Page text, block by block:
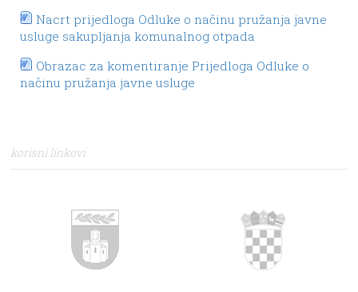
Nacrt prijedloga Odluke o načinu pružanja javne
usluge sakupljanja komunalnog otpada
Obrazac za komentiranje Prijedloga Odluke o
načinu pružanja javne usluge
korisni linkovi